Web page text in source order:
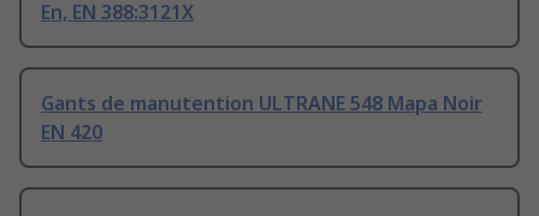
En, EN 388:3121X
Gants de manutention ULTRANE 548 Mapa Noir
EN 420